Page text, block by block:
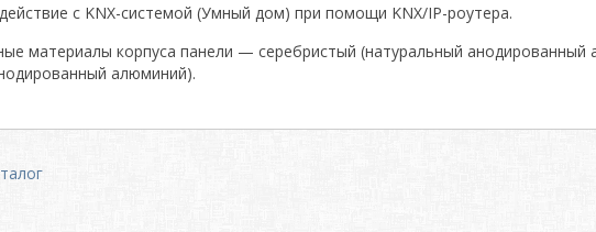
с KNX-системой (Умный дом) при помощи KNX/IP-роутера.
материалы корпуса панели — серебристый (натуральный анодированный
алюминий).